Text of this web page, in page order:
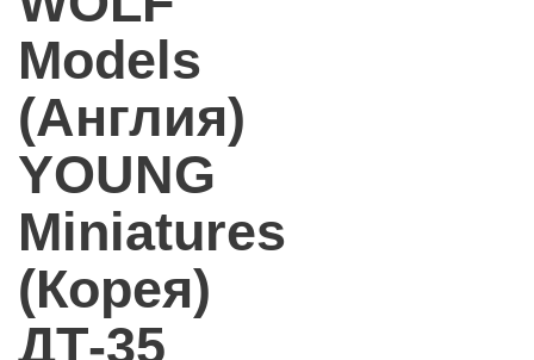
Models
(Англия)
YOUNG
Miniatures
(Корея)
ДТ-35